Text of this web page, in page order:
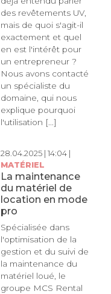
des revêtements UV,
mais de quoi s'agit-il
exactement et quel
en est l'intérêt pour
un entrepreneur ?
Nous avons contacté
un spécialiste du
domaine, qui nous
explique pourquoi
l'utilisation [...]
28.04.2025 | 14:04 |
MATÉRIEL
La maintenance
du matériel de
location en mode
pro
Spécialisée dans
l'optimisation de la
gestion et du suivi de
la maintenance du
matériel loué, le
groupe MCS Rental